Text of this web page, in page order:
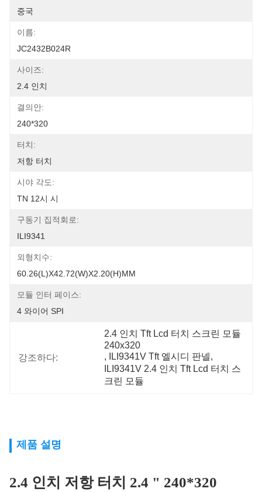
중국
이름:
JC2432B024R
사이즈:
2.4 인치
결의안:
240*320
터치:
저항 터치
시야 각도:
TN 12시 시
구동기 집적회로:
ILI9341
외형치수:
60.26(L)X42.72(W)X2.20(H)MM
모듈 인터 페이스:
4 와이어 SPI
강조하다:
2.4 인치 Tft Lcd 터치 스크린 모듈
240x320
,
ILI9341V Tft 엘시디 판넬,
ILI9341V 2.4 인치 Tft Lcd 터치 스
크린 모듈
제품 설명
2.4 인치 저항 터치 2.4 " 240*320